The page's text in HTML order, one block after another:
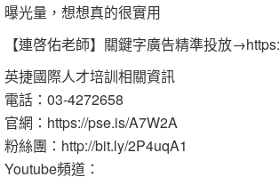
曝光量，想想真的很實用
【連啓佑老師】關鍵字廣告精準投放
英捷國際人才培訓相關資訊
電話：03-4272658
官網：https://pse.is/A7W2A
粉絲團：http://bit.ly/2P4uqA1
Youtube頻道：